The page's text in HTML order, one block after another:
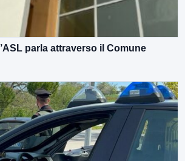
parla attraverso il Comune